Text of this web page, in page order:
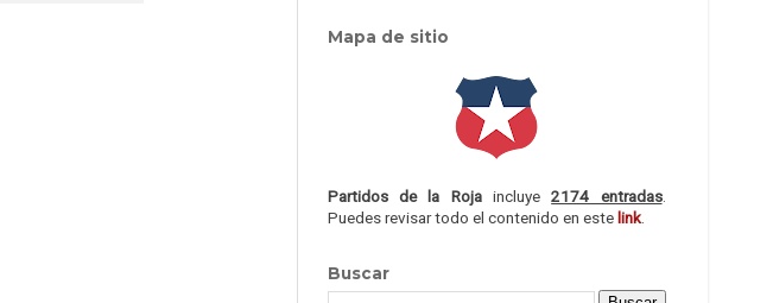
Mapa de sitio
Partidos de la Rojaincluye2174 entradas.
Puedes revisar todo el contenido en estelink.
Buscar